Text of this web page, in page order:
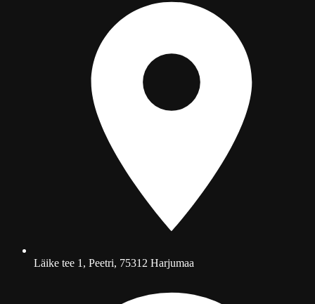
Läike tee 1, Peetri, 75312 Harjumaa